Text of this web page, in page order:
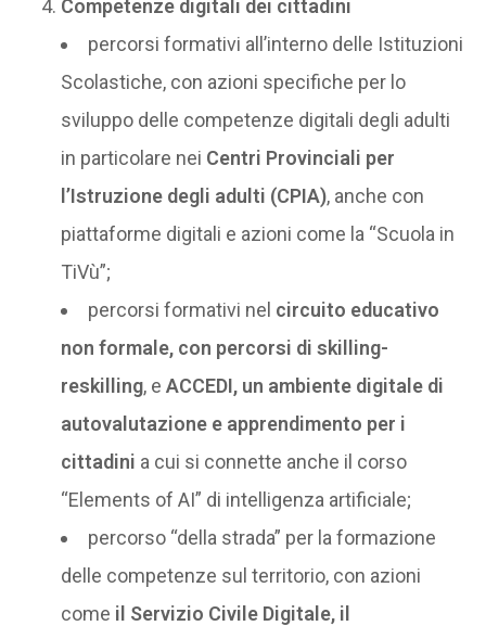
Competenze digitali dei cittadini
percorsi formativi all’interno delle Istituzioni
Scolastiche, con azioni specifiche per lo
sviluppo delle competenze digitali degli adulti
in particolare nei Centri Provinciali per
l’Istruzione degli adulti (CPIA), anche con
piattaforme digitali e azioni come la “Scuola in
TiVù”;
percorsi formativi nel circuito educativo
non formale, con percorsi di skilling-
reskilling, e ACCEDI, un ambiente digitale di
autovalutazione e apprendimento per i
cittadini a cui si connette anche il corso
“Elements of AI” di intelligenza artificiale;
percorso “della strada” per la formazione
delle competenze sul territorio, con azioni
come il Servizio Civile Digitale, il